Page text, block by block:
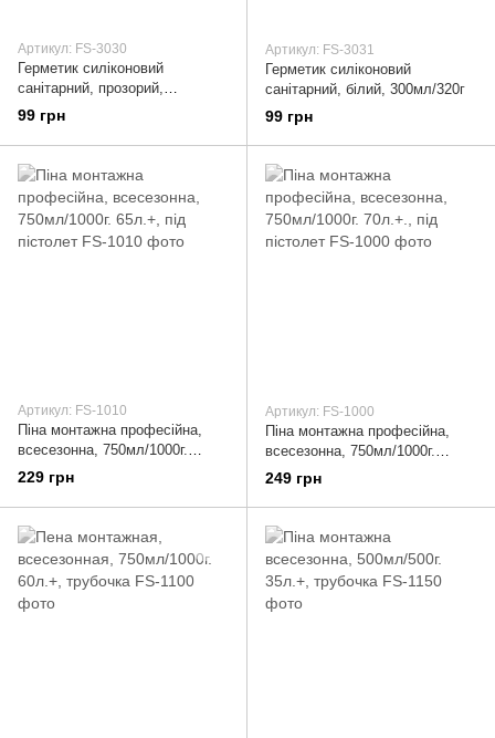
Артикул: FS-3030
Герметик силіконовий
санітарний, прозорий,
300мл/320г
99 грн
Артикул: FS-3031
Герметик силіконовий
санітарний, білий, 300мл/320г
99 грн
Артикул: FS-1010
Піна монтажна професійна,
всесезонна, 750мл/1000г.
65л.+, під пістолет
229 грн
Артикул: FS-1000
Піна монтажна професійна,
всесезонна, 750мл/1000г.
70л.+., під пістолет
249 грн